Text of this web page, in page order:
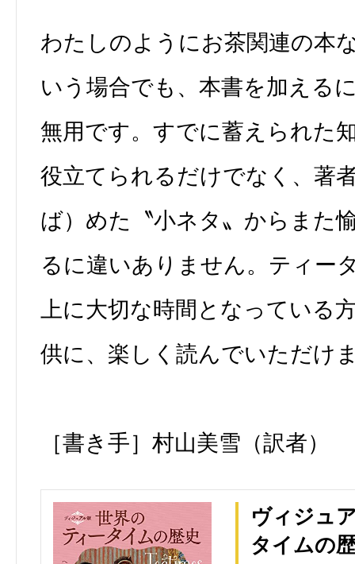
わたしのようにお茶関連の本
いう場合でも、本書を加える
無用です。すでに蓄えられた
役立てられるだけでなく、著
ば）めた〝小ネタ〟からまた
るに違いありません。ティー
上に大切な時間となっている
供に、楽しく読んでいただけ
［書き手］村山美雪（訳者）
ヴィジュ
タイムの